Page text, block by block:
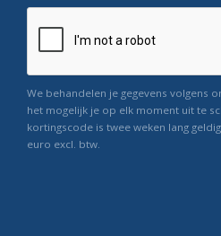
We behandelen je gegevens volgens
het mogelijk je op elk moment uit te
kortingscode is twee weken lang
euro excl. btw.